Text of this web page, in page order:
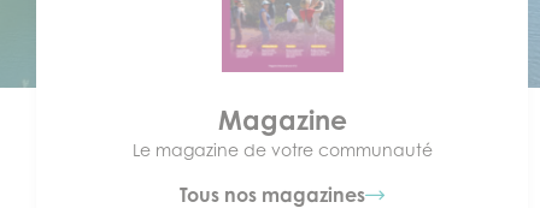
Magazine
Le magazine de votre communauté
Tous nos magazines